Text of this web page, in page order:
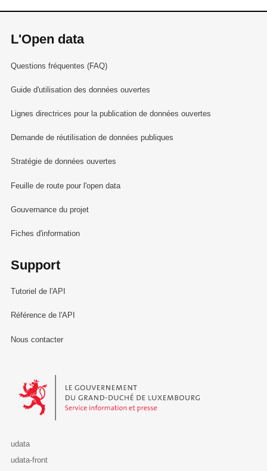
L'Open data
Questions fréquentes (FAQ)
Guide d'utilisation des données ouvertes
Lignes directrices pour la publication de données ouvertes
Demande de réutilisation de données publiques
Stratégie de données ouvertes
Feuille de route pour l'open data
Gouvernance du projet
Fiches d'information
Support
Tutoriel de l'API
Référence de l'API
Nous contacter
Le Gouvernement du Grand-Duché de Luxembourg - Service
udata
udata-front